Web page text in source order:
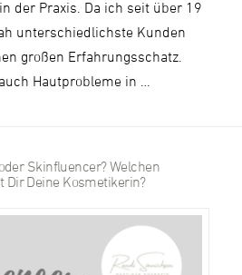
der Praxis. Da ich seit über 19
unterschiedlichste Kunden
großen Erfahrungsschatz.
Hautprobleme in …
Skinfluencer? Welchen
Dir Deine Kosmetikerin?